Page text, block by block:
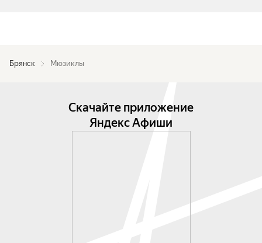
Брянск Мюзиклы
Скачайте приложение
Яндекс Афиши